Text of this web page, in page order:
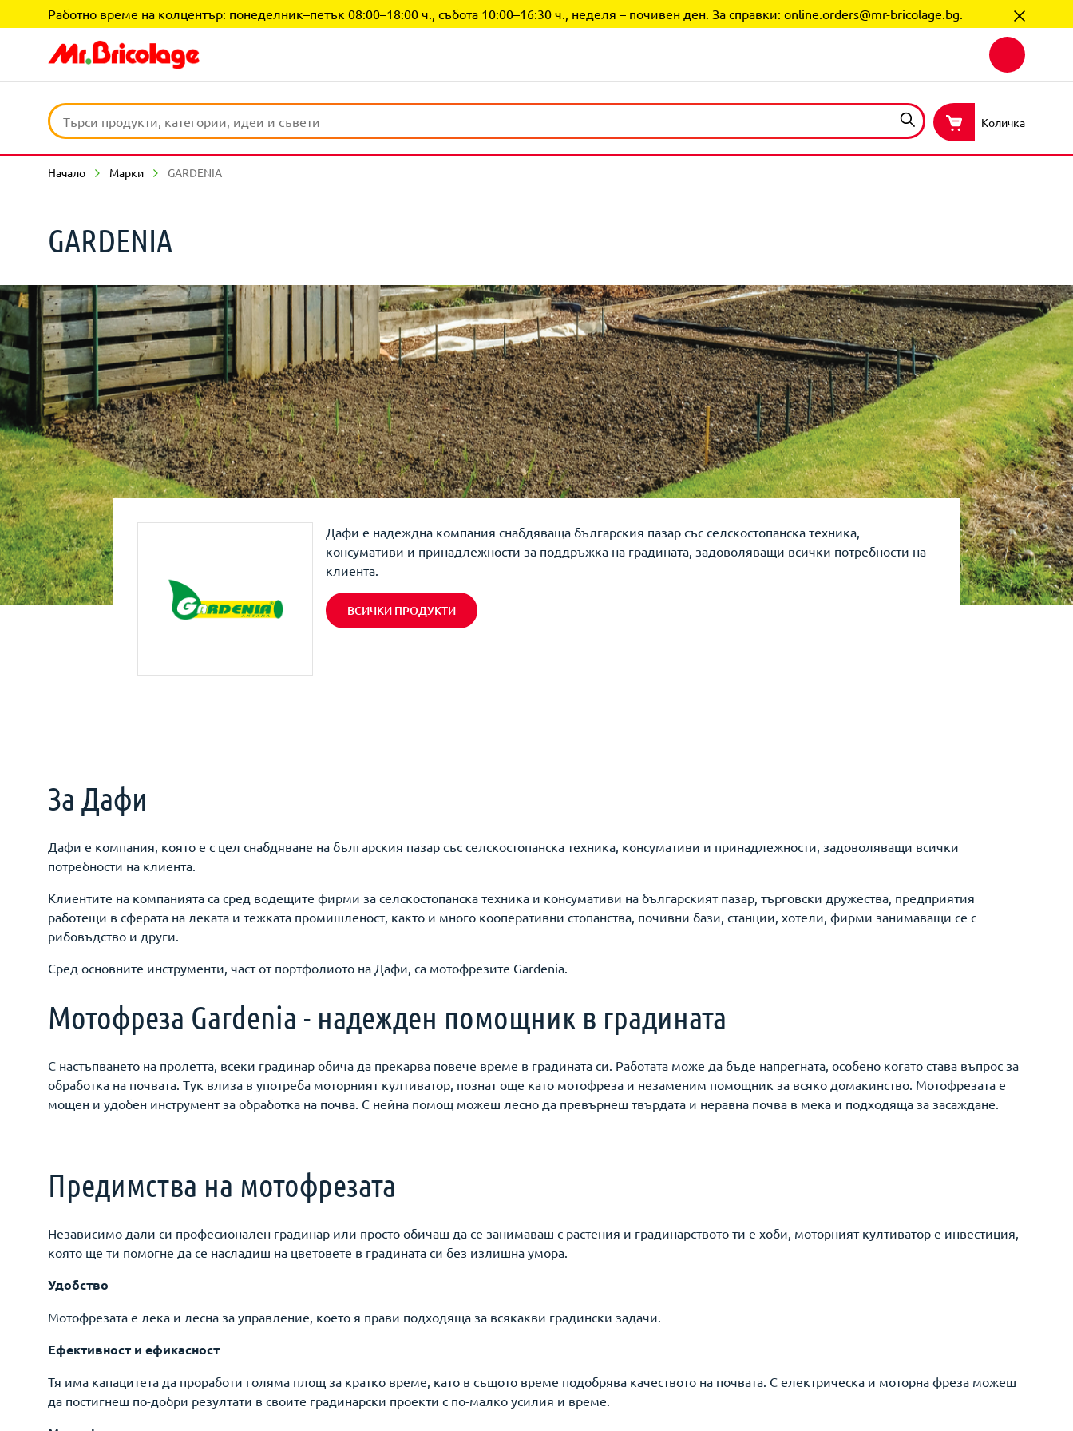
Работно време на колцентър: понеделник–петък 08:00–18:00 ч., събота 10:00–16:30 ч., неделя – почивен ден. За справки: online.orders@mr-bricolage.bg.
Количка
Начало Марки GARDENIA
GARDENIA
Дафи е надеждна компания снабдяваща българския пазар със селскостопанска техника,
консумативи и принадлежности за поддръжка на градината, задоволяващи всички потребности на
клиента.
ВСИЧКИ ПРОДУКТИ
За Дафи
Дафи е компания, която e с цел снабдяване на българския пазар със селскостопанска техника, консумативи и принадлежности, задоволяващи всички
потребности на клиента.
Клиентите на компанията са сред водещите фирми за селскостопанска техника и консумативи на българският пазар, търговски дружества, предприятия
работещи в сферата на леката и тежката промишленост, както и много кооперативни стопанства, почивни бази, станции, хотели, фирми занимаващи се с
рибовъдство и други.
Сред основните инструменти, част от портфолиото на Дафи, са мотофрезите Gardenia.
Мотофреза Gardenia - надежден помощник в градината
С настъпването на пролетта, всеки градинар обича да прекарва повече време в градината си. Работата може да бъде напрегната, особено когато става въпрос за
обработка на почвата. Тук влиза в употреба моторният култиватор, познат още като мотофреза и незаменим помощник за всяко домакинство. Мотофрезата е
мощен и удобен инструмент за обработка на почва. С нейна помощ можеш лесно да превърнеш твърдата и неравна почва в мека и подходяща за засаждане.
Предимства на мотофрезата
Независимо дали си професионален градинар или просто обичаш да се занимаваш с растения и градинарството ти е хоби, моторният култиватор е инвестиция,
която ще ти помогне да се насладиш на цветовете в градината си без излишна умора.
Удобство
Мотофрезата е лека и лесна за управление, което я прави подходяща за всякакви градински задачи.
Ефективност и ефикасност
Тя има капацитета да проработи голяма площ за кратко време, като в същото време подобрява качеството на почвата. С електрическа и моторна фреза можеш
да постигнеш по-добри резултати в своите градинарски проекти с по-малко усилия и време.